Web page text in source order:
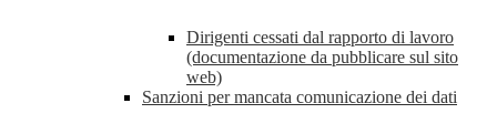
Dirigenti cessati dal rapporto di lavoro
(documentazione da pubblicare sul sito
web)
Sanzioni per mancata comunicazione dei dati